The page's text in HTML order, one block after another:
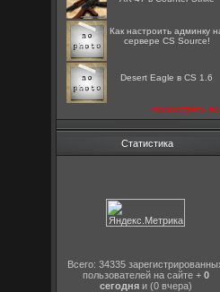
Как настроить админку
сервере CS Source!
Desert Eagle в CS 1.6
посмотреть
Статистика
Всего: 34335
пользователей на сайте + 0
сегодняи (0 вчера)